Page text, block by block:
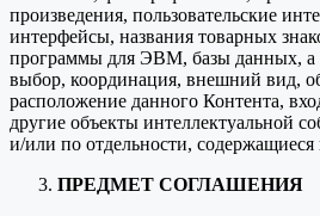
произведения, пользовательские
интерфейсы, названия товарных
программы для ЭВМ, базы данных, а
выбор, координация, внешний вид,
расположение данного Контента,
другие объекты интеллектуальной
и/или по отдельности, содержащиеся
ПРЕДМЕТ СОГЛАШЕНИЯ